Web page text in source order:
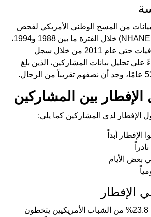
من المسح الوطني الأمريكي لفحص
الصحة والتغذية (NHANES III) خلال الفترة ما بين 1988 و1994،
وتم متابعة حالات الوفيات حتى عام 2011 من خلال سجل
على تحليل بيانات المشاركين، الذين بلغ
الإفطار بين المشاركين
الإفطار لدى المشاركين كما يلي:
الإفطار
تشير الدراسة إلى أن 23.8% من الشباب الأمريكيين يتخطون